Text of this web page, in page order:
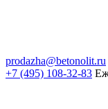
prodazha@betonolit.ru
+7 (495) 108-32-83